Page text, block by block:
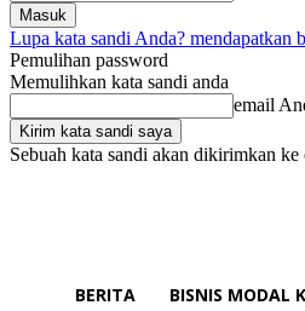
Lupa kata sandi Anda? mendapatkan
Pemulihan password
Memulihkan kata sandi anda
email
Sebuah kata sandi akan dikirimkan ke
BERITA BISNIS MODAL